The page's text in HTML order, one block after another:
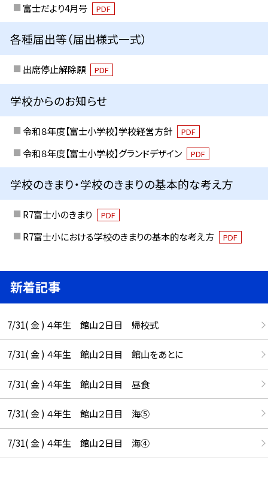
富士だより4月号 PDF
各種届出等（届出様式一式）
出席停止解除願 PDF
学校からのお知らせ
令和８年度【富士小学校】学校経営方針 PDF
令和８年度【富士小学校】グランドデザイン PDF
学校のきまり・学校のきまりの基本的な考え方
R7富士小のきまり PDF
R7富士小における学校のきまりの基本的な考え方 PDF
新着記事
7/31( 金 ) ４年生 館山２日目 帰校式
7/31( 金 ) ４年生 館山２日目 館山をあとに
7/31( 金 ) ４年生 館山２日目 昼食
7/31( 金 ) ４年生 館山２日目 海⑤
7/31( 金 ) ４年生 館山２日目 海④